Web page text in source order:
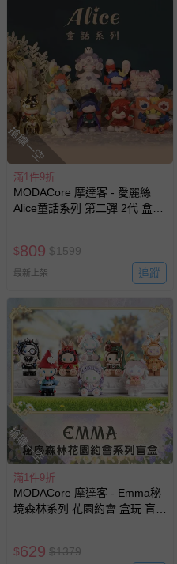
商品、食品等）。
客製化商品（例如客
報紙、期刊或雜誌（惟
新費用）。
經消費者拆封之影音商
等）。
非以有形媒介提供之
上服務，經消費者事先
已拆封之以下類型商品：
-新生兒親膚衣物（嬰
褲、紗布衣等）。
帶束縛衣、餐搖椅等）。
-其他原廠盒裝商品封
示字句等說明貼紙、封
國際航空、客運、訂房
相關的退換貨辦理流程，可
其他常見問題：
運送服務：目前提供的運送
區，可能會無法配送，或須
亦保留出貨與否的權利。離
商品實際的配達日期，可於
搶購一空
滿1件9折
MODACore 摩達客 - 愛麗絲
Alice童話系列 第二彈 2代 盒玩
$809 $1599
最新上架 追蹤
搶購一空
滿1件9折
MODACore 摩達客 - Emma秘
境森林系列 花園約會 盒玩 盲盒
$629 $1379